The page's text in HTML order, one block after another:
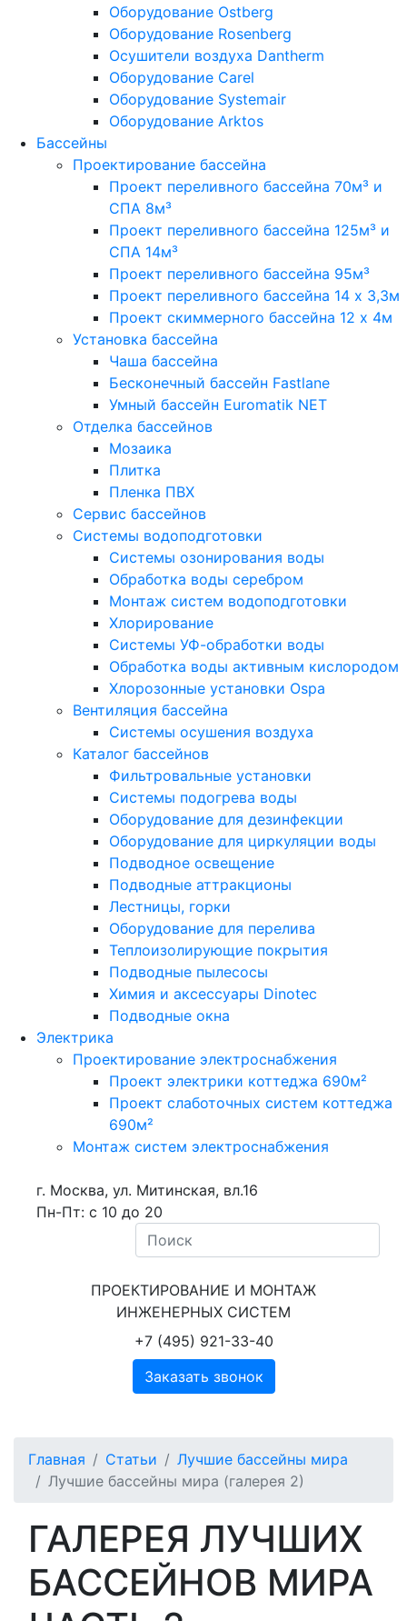
Оборудование Ostberg
Оборудование Rosenberg
Осушители воздуха Dantherm
Оборудование Carel
Оборудование Systemair
Оборудование Arktos
Бассейны
Проектирование бассейна
Проект переливного бассейна 70м³ и
СПА 8м³
Проект переливного бассейна 125м³ и
СПА 14м³
Проект переливного бассейна 95м³
Проект переливного бассейна 14 х 3,3м
Проект скиммерного бассейна 12 х 4м
Установка бассейна
Чаша бассейна
Бесконечный бассейн Fastlane
Умный бассейн Euromatik NET
Отделка бассейнов
Мозаика
Плитка
Пленка ПВХ
Сервис бассейнов
Системы водоподготовки
Системы озонирования воды
Обработка воды серебром
Монтаж систем водоподготовки
Хлорирование
Системы УФ-обработки воды
Обработка воды активным кислородом
Хлорозонные установки Ospa
Вентиляция бассейна
Системы осушения воздуха
Каталог бассейнов
Фильтровальные установки
Системы подогрева воды
Оборудование для дезинфекции
Оборудование для циркуляции воды
Подводное освещение
Подводные аттракционы
Лестницы, горки
Оборудование для перелива
Теплоизолирующие покрытия
Подводные пылесосы
Химия и аксессуары Dinotec
Подводные окна
Электрика
Проектирование электроснабжения
Проект электрики коттеджа 690м²
Проект слаботочных систем коттеджа
690м²
Монтаж систем электроснабжения
г. Москва, ул. Митинская, вл.16
Пн-Пт: с 10 до 20
ПРОЕКТИРОВАНИЕ И МОНТАЖ
ИНЖЕНЕРНЫХ СИСТЕМ
+7 (495) 921-33-40
Заказать звонок
Главная Статьи
Лучшие бассейны мира
Лучшие бассейны мира (галерея 2)
ГАЛЕРЕЯ ЛУЧШИХ
БАССЕЙНОВ МИРА